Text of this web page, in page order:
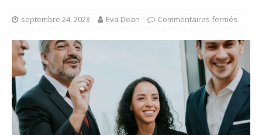
septembre 24, 2023 Eva Dean Commentaires fermés